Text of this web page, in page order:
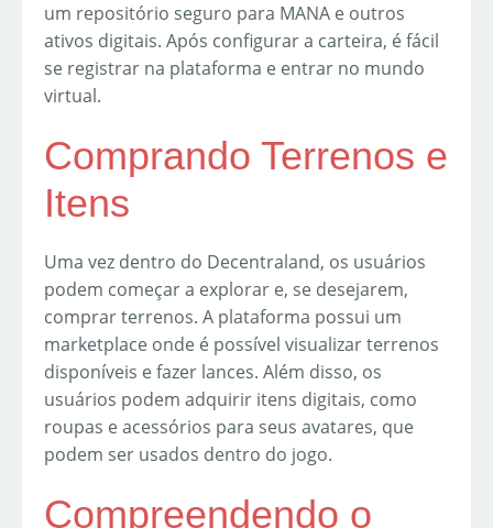
um repositório seguro para MANA e outros
ativos digitais. Após configurar a carteira, é fácil
se registrar na plataforma e entrar no mundo
virtual.
Comprando Terrenos e
Itens
Uma vez dentro do Decentraland, os usuários
podem começar a explorar e, se desejarem,
comprar terrenos. A plataforma possui um
marketplace onde é possível visualizar terrenos
disponíveis e fazer lances. Além disso, os
usuários podem adquirir itens digitais, como
roupas e acessórios para seus avatares, que
podem ser usados dentro do jogo.
Compreendendo o